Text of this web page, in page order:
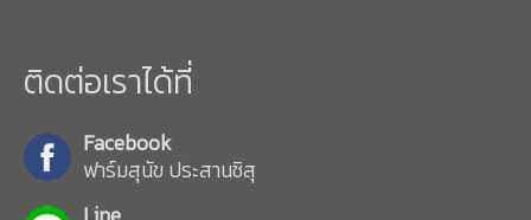
ติดต่อเราได้ที่
Facebook
ฟาร์มสุนัข ประสานชิสุ